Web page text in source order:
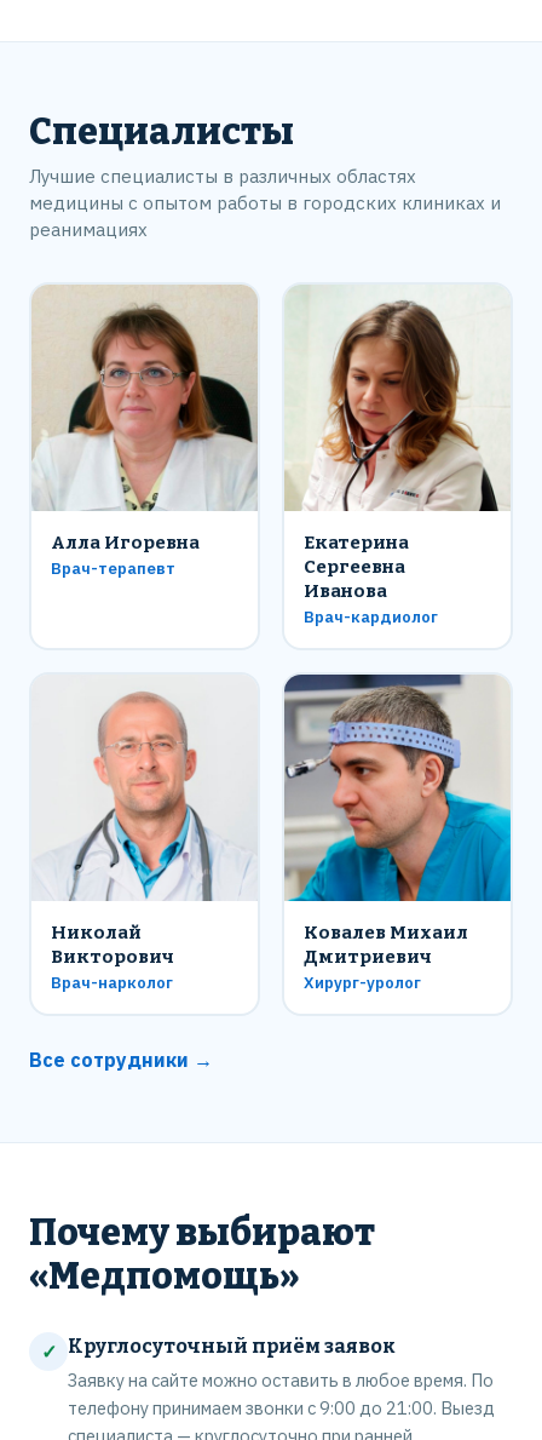
Специалисты
Лучшие специалисты в различных областях
медицины с опытом работы в городских клиниках и
реанимациях
Алла Игоревна
Врач-терапевт
Екатерина
Сергеевна
Иванова
Врач-кардиолог
Николай
Викторович
Врач-нарколог
Ковалев Михаил
Дмитриевич
Хирург-уролог
Все сотрудники →
Почему выбирают
«Медпомощь»
✓ Круглосуточный приём заявок
Заявку на сайте можно оставить в любое время. По
телефону принимаем звонки с 9:00 до 21:00. Выезд